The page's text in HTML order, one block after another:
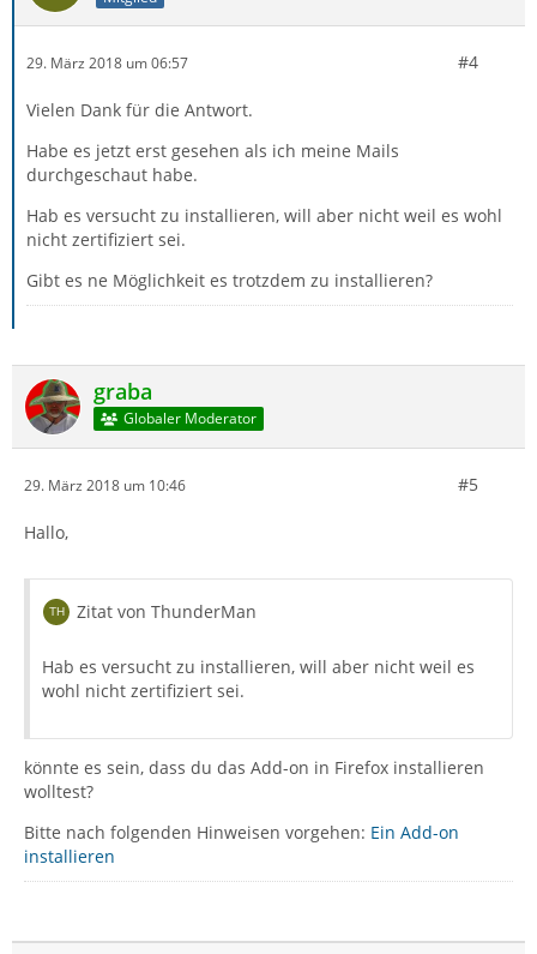
29. März 2018 um 06:57 #4
Vielen Dank für die Antwort.
Habe es jetzt erst gesehen als ich meine Mails
durchgeschaut habe.
Hab es versucht zu installieren, will aber nicht weil es wohl
nicht zertifiziert sei.
Gibt es ne Möglichkeit es trotzdem zu installieren?
graba
Globaler Moderator
29. März 2018 um 10:46 #5
Hallo,
Zitat von ThunderMan
Hab es versucht zu installieren, will aber nicht weil es
wohl nicht zertifiziert sei.
könnte es sein, dass du das Add-on in Firefox installieren
wolltest?
Bitte nach folgenden Hinweisen vorgehen: Ein Add-on
installieren